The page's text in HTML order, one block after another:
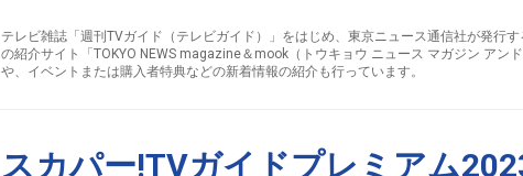
テレビ雑誌「週刊TVガイド（テレビガイド）」をはじめ、東京ニュース通信社が発行
の紹介サイト「TOKYO NEWS magazine＆mook（トウキョウ ニュース マガジン アン
や、イベントまたは購入者特典などの新着情報の紹介も行っています。
スカパー!TVガイドプレミアム